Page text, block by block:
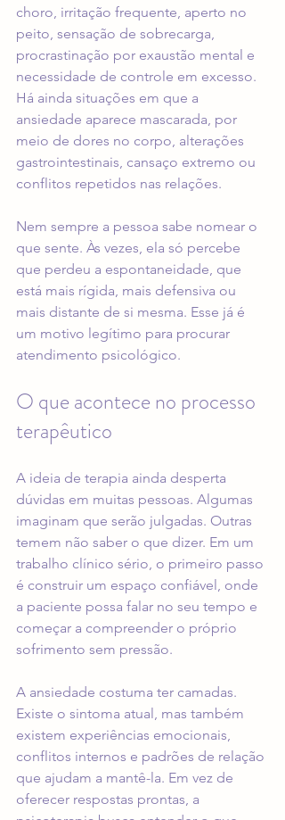
choro, irritação frequente, aperto no
peito, sensação de sobrecarga,
procrastinação por exaustão mental e
necessidade de controle em excesso.
Há ainda situações em que a
ansiedade aparece mascarada, por
meio de dores no corpo, alterações
gastrointestinais, cansaço extremo ou
conflitos repetidos nas relações.
Nem sempre a pessoa sabe nomear o
que sente. Às vezes, ela só percebe
que perdeu a espontaneidade, que
está mais rígida, mais defensiva ou
mais distante de si mesma. Esse já é
um motivo legítimo para procurar
atendimento psicológico.
O que acontece no processo
terapêutico
A ideia de terapia ainda desperta
dúvidas em muitas pessoas. Algumas
imaginam que serão julgadas. Outras
temem não saber o que dizer. Em um
trabalho clínico sério, o primeiro passo
é construir um espaço confiável, onde
a paciente possa falar no seu tempo e
começar a compreender o próprio
sofrimento sem pressão.
A ansiedade costuma ter camadas.
Existe o sintoma atual, mas também
existem experiências emocionais,
conflitos internos e padrões de relação
que ajudam a mantê-la. Em vez de
oferecer respostas prontas, a